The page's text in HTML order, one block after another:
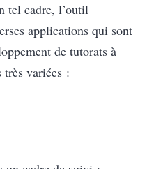
tel cadre, l’outil
applications qui sont
de tutorats à
très variées :